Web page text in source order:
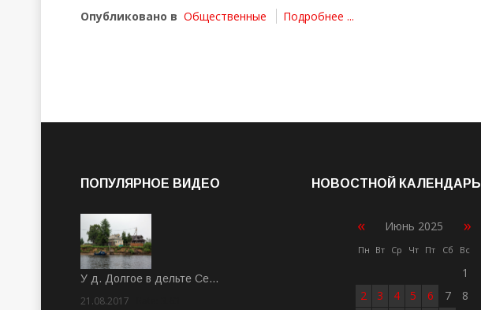
Опубликовано в Общественные Подробнее ...
ПОПУЛЯРНОЕ ВИДЕО
У д. Долгое в дельте Се…
21.08.2017
НОВОСТНОЙ КАЛЕНДАРЬ
« Июнь 2025 »
Пн Вт Ср Чт Пт Сб Вс
1
2
3 4 5 6 7
8